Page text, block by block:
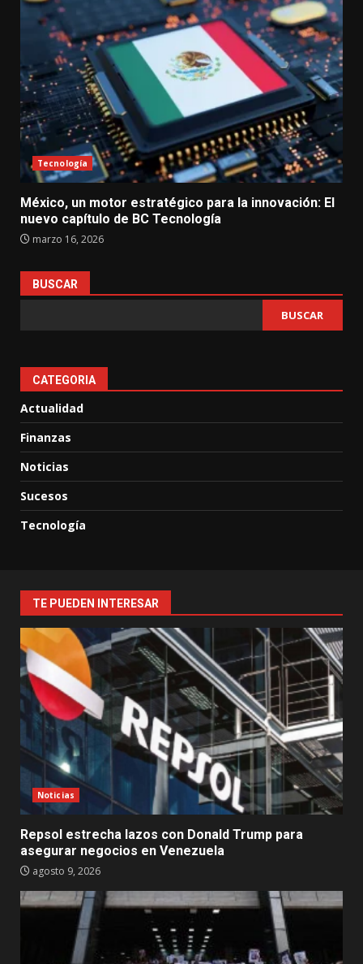
Tecnología
México, un motor estratégico para la innovación: El
nuevo capítulo de BC Tecnología
marzo 16, 2026
BUSCAR
BUSCAR
CATEGORIA
Actualidad
Finanzas
Noticias
Sucesos
Tecnología
TE PUEDEN INTERESAR
Noticias
Repsol estrecha lazos con Donald Trump para
asegurar negocios en Venezuela
agosto 9, 2026